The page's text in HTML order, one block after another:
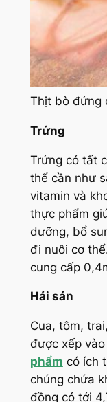
Thịt bò đứng
Trứng
Trứng có tất
thể cần như
vitamin và
thực phẩm
dưỡng, bổ
đi nuôi cơ
cung cấp
Hải sản
Cua, tôm,
được xếp
phẩm có ích
chúng chứa
đồng có tới